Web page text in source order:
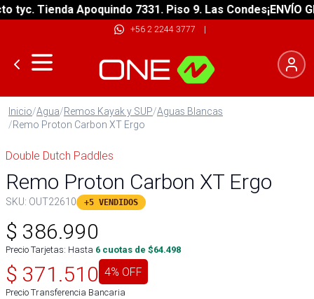
Tienda Apoquindo 7331. Piso 9. Las Condes¡ENVÍO
+56 2 2244 3777 |
Inicio/Agua/Remos Kayak y SUP/Aguas Blancas
/Remo Proton Carbon XT Ergo
Double Dutch Paddles
Remo Proton Carbon XT Ergo
SKU: OUT22610 +5 VENDIDOS
$ 386.990
Precio Tarjetas: Hasta 6 cuotas de $64.498
$ 371.510 4% OFF
Precio Transferencia Bancaria